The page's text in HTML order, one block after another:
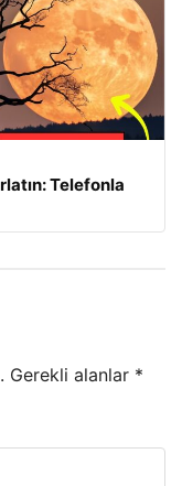
Telefonla
Gerekli alanlar *